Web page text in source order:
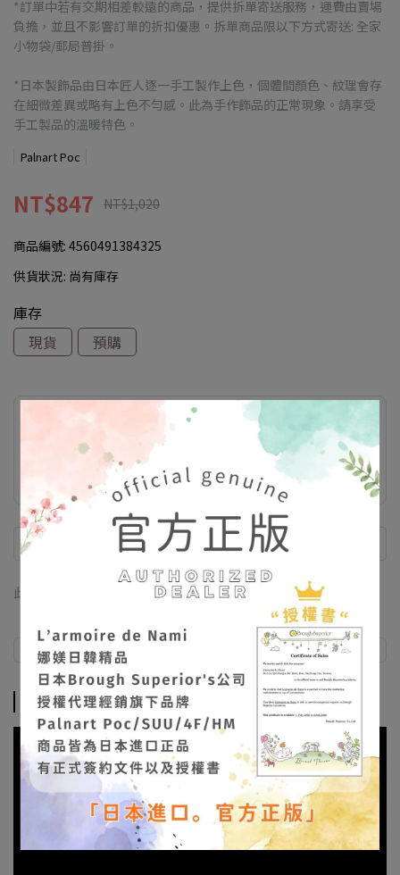
*訂單中若有交期相差較遠的商品，提供拆單寄送服務，運費由賣場
負擔，並且不影響訂單的折扣優惠。拆單商品限以下方式寄送: 全家
小物袋/郵局普掛。
*日本製飾品由日本匠人逐一手工製作上色，個體間顏色、紋理會存
在細微差異或略有上色不勻感。此為手作飾品的正常現象。請享受
手工製品的溫暖特色。
Palnart Poc
NT$847 NT$1,020
商品編號: 4560491384325
供貨狀況: 尚有庫存
庫存
現貨
預購
滿額優惠(折扣於購物車顯示)
飾品收納袋 滿額禮
此商品 「 最高 」可以折抵紅利 756點 (約等於 NT$756)
商品介紹